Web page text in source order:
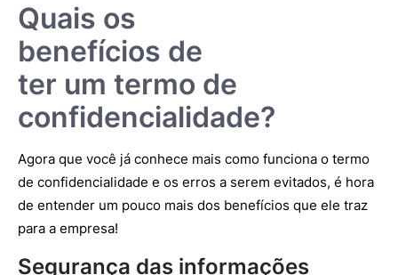
Quais os
benefícios de
ter um termo de
confidencialidade?
Agora que você já conhece mais como funciona o termo
de confidencialidade e os erros a serem evitados, é hora
de entender um pouco mais dos benefícios que ele traz
para a empresa!
Segurança das informações